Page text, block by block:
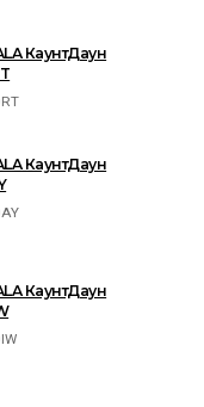
КаунтДаун
КаунтДаун
КаунтДаун